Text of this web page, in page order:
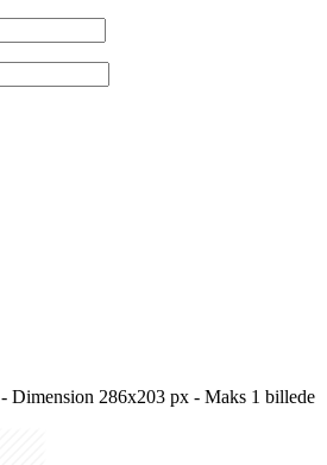
286x203 px - Maks 1 billede